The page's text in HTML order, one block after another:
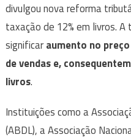
divulgou nova reforma
taxação de 12% em livros.
significaraumento no
de vendas e,
livros.
Instituições como a
(ABDL), a Associação